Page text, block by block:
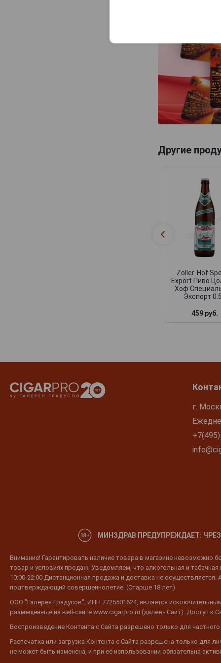
Другие
Zoller-Hof
Export Пиво
Хоф
Экспорт
459 руб.
г.
МИНЗДРАВ ПРЕДУПРЕЖДАЕТ:
Внимание! Гарантировать наличие товара в магазине невозможно
товар и условиях продаж. Уведомляем, что алкогольная и
10:00-22:00 Дистанционная продажа и доставка не
подтверждающий совершеннолетие. (Старше 18 лет)
ООО "Галерея Градусов", ИНН 7725501624, является
размещенные на веб-сайте www.cigarpro.ru (далее - Сайт). Доступ к
Воспроизведение Контента с Сайта разрешено только для
Распечатка или загрузка Контента с Сайта разрешена только для
не может быть изменена, и при ее использовании обязательна